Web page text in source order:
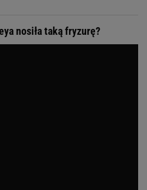
nosiła taką fryzurę?